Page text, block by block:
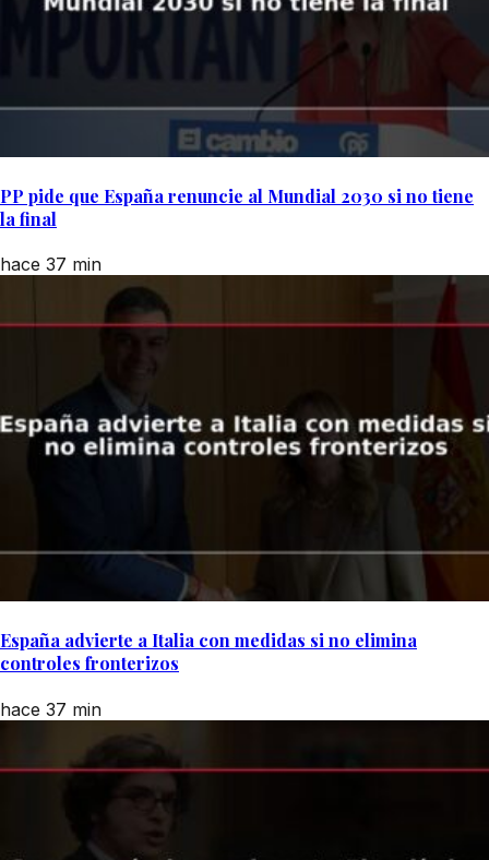
PP pide que España renuncie al Mundial 2030 si no tiene
la final
hace 37 min
España advierte a Italia con medidas si no elimina
controles fronterizos
hace 37 min